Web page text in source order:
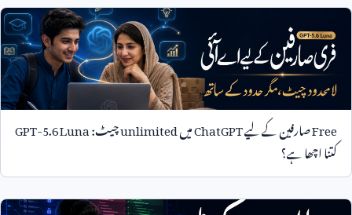
Freeصارفین کے لیےChatGPTمیںunlimitedچیٹ:GPT-5.6 Luna
کتنا اچھا ہے؟